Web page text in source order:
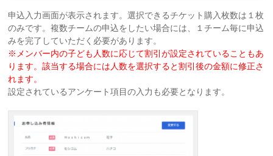
申込入力画面が表示されます。選択できるチケット購入枚数は１枚
のみです。複数チームの申込をしたい場合には、１チーム毎に申込
みを完了していただく必要があります。
※メンバー内の子ども人数に応じて割引が設定されていることもあ
ります。該当する場合には人数を選択すると割引後の金額に修正さ
れます。
設定されているアンケート項目の入力も必要となります。